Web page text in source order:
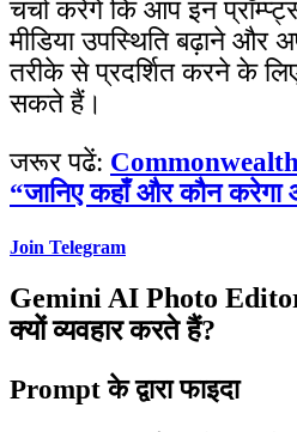
चर्चा करेंगे कि आप इन
मीडिया उपस्थिति बढ़ाने और
तरीके से प्रदर्शित करने के
सकते हैं।
जरूर पढें:
“जानिए कहाँ और कौन
Join Telegram
Gemini AI Photo
क्यों व्यवहार करते हैं?
Prompt के द्वारा फाइदा